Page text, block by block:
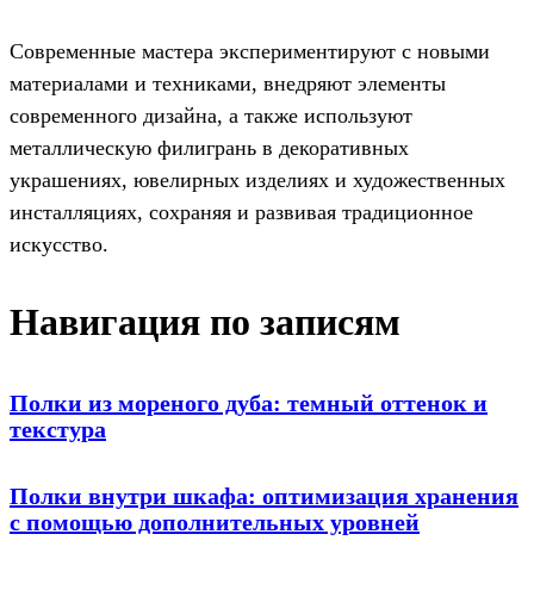
Современные мастера экспериментируют с новыми
материалами и техниками, внедряют элементы
современного дизайна, а также используют
металлическую филигрань в декоративных
украшениях, ювелирных изделиях и художественных
инсталляциях, сохраняя и развивая традиционное
искусство.
Навигация по записям
Полки из мореного дуба: темный оттенок и
текстура
Полки внутри шкафа: оптимизация хранения
с помощью дополнительных уровней